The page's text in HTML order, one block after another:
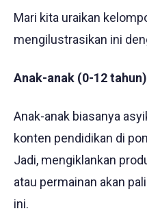
Mari kita uraikan
mengilustrasikan ini
Anak-anak (0-12 tahun)
Anak-anak biasanya
konten pendidikan di
Jadi, mengiklankan
atau permainan akan
ini.